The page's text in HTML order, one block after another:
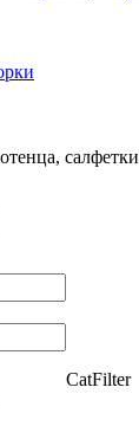
салфетки
CatFilter